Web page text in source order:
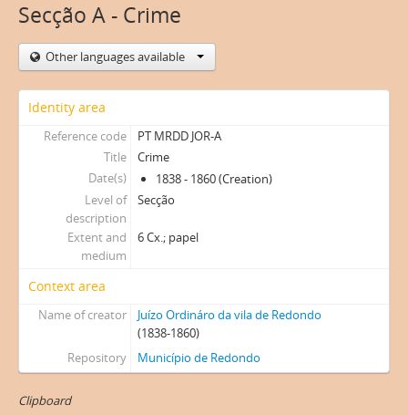
Secção A - Crime
Other languages available
Identity area
Reference code
PT MRDD JOR-A
Title
Crime
Date(s)
1838 - 1860 (Creation)
Level of
description
Secção
Extent and
medium
6 Cx.; papel
Context area
Name of creator
Juízo Ordináro da vila de Redondo
(1838-1860)
Repository
Município de Redondo
Clipboard